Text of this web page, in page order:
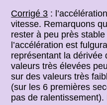
Corrigé 3 :
vitesse. Remarquons
rester à peu près stable
l’accélération est
représentant la dérivée
valeurs très élevées
sur des valeurs très
(sur les 6 premières
pas de ralentissement).